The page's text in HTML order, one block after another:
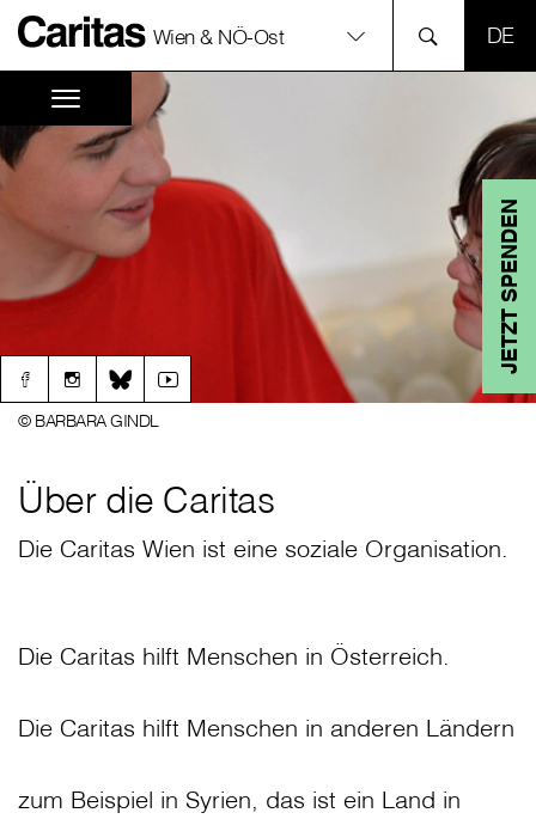
Wien & NÖ-Ost
JETZT SPENDEN
© BARBARA GINDL
Über die Caritas
Die Caritas Wien ist eine soziale Organisation.
Die Caritas hilft Menschen in Österreich.
Die Caritas hilft Menschen in anderen Ländern
zum Beispiel in Syrien, das ist ein Land in